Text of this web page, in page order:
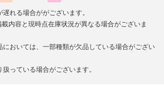
れる場合ががございます。
内容と現時点在庫状況が異なる場合がございま
おいては、一部種類が欠品している場合がござい
っている場合がございます。